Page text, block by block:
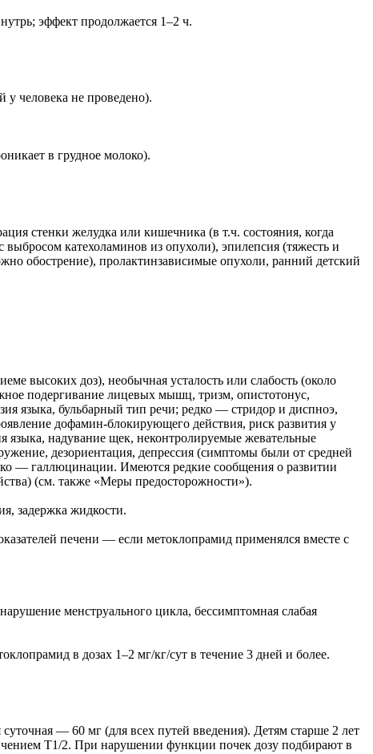
эффект продолжается 1–2 ч.
у человека не проведено).
в грудное молоко).
стенки желудка или кишечника (в т.ч. состояния, когда
катехоламинов из опухоли), эпилепсия (тяжесть и
обострение), пролактинзависимые опухоли, ранний детский
высоких доз), необычная усталость или слабость (около
подергивание лицевых мышц, тризм, опистотонус,
языка, бульбарный тип речи; редко — стридор и диспноэ,
дофамин-блокирующего действия, риск развития у
языка, надувание щек, неконтролируемые жевательные
дезориентация, депрессия (симптомы были от средней
— галлюцинации. Имеются редкие сообщения о развитии
(см. также «Меры предосторожности»).
задержка жидкости.
печени — если метоклопрамид применялся вместе с
менструального цикла, бессимптомная слабая
в дозах 1–2 мг/кг/сут в течение 3 дней и более.
— 60 мг (для всех путей введения). Детям старше 2 лет
T1/2. При нарушении функции почек дозу подбирают в